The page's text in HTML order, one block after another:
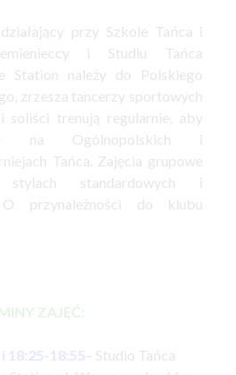
przy Szkole Tańca i
i Studiu Tańca
Station należy do Polskiego
zrzesza tancerzy sportowych
soliści trenują regularnie, aby
na Ogólnopolskich i
Tańca. Zajęcia grupowe
standardowych i
O przynależności do klubu
ZAJĘĆ:
18:25-18:55– Studio Tańca